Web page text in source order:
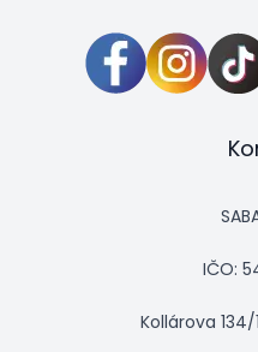
IČO:
Kollárova 134/